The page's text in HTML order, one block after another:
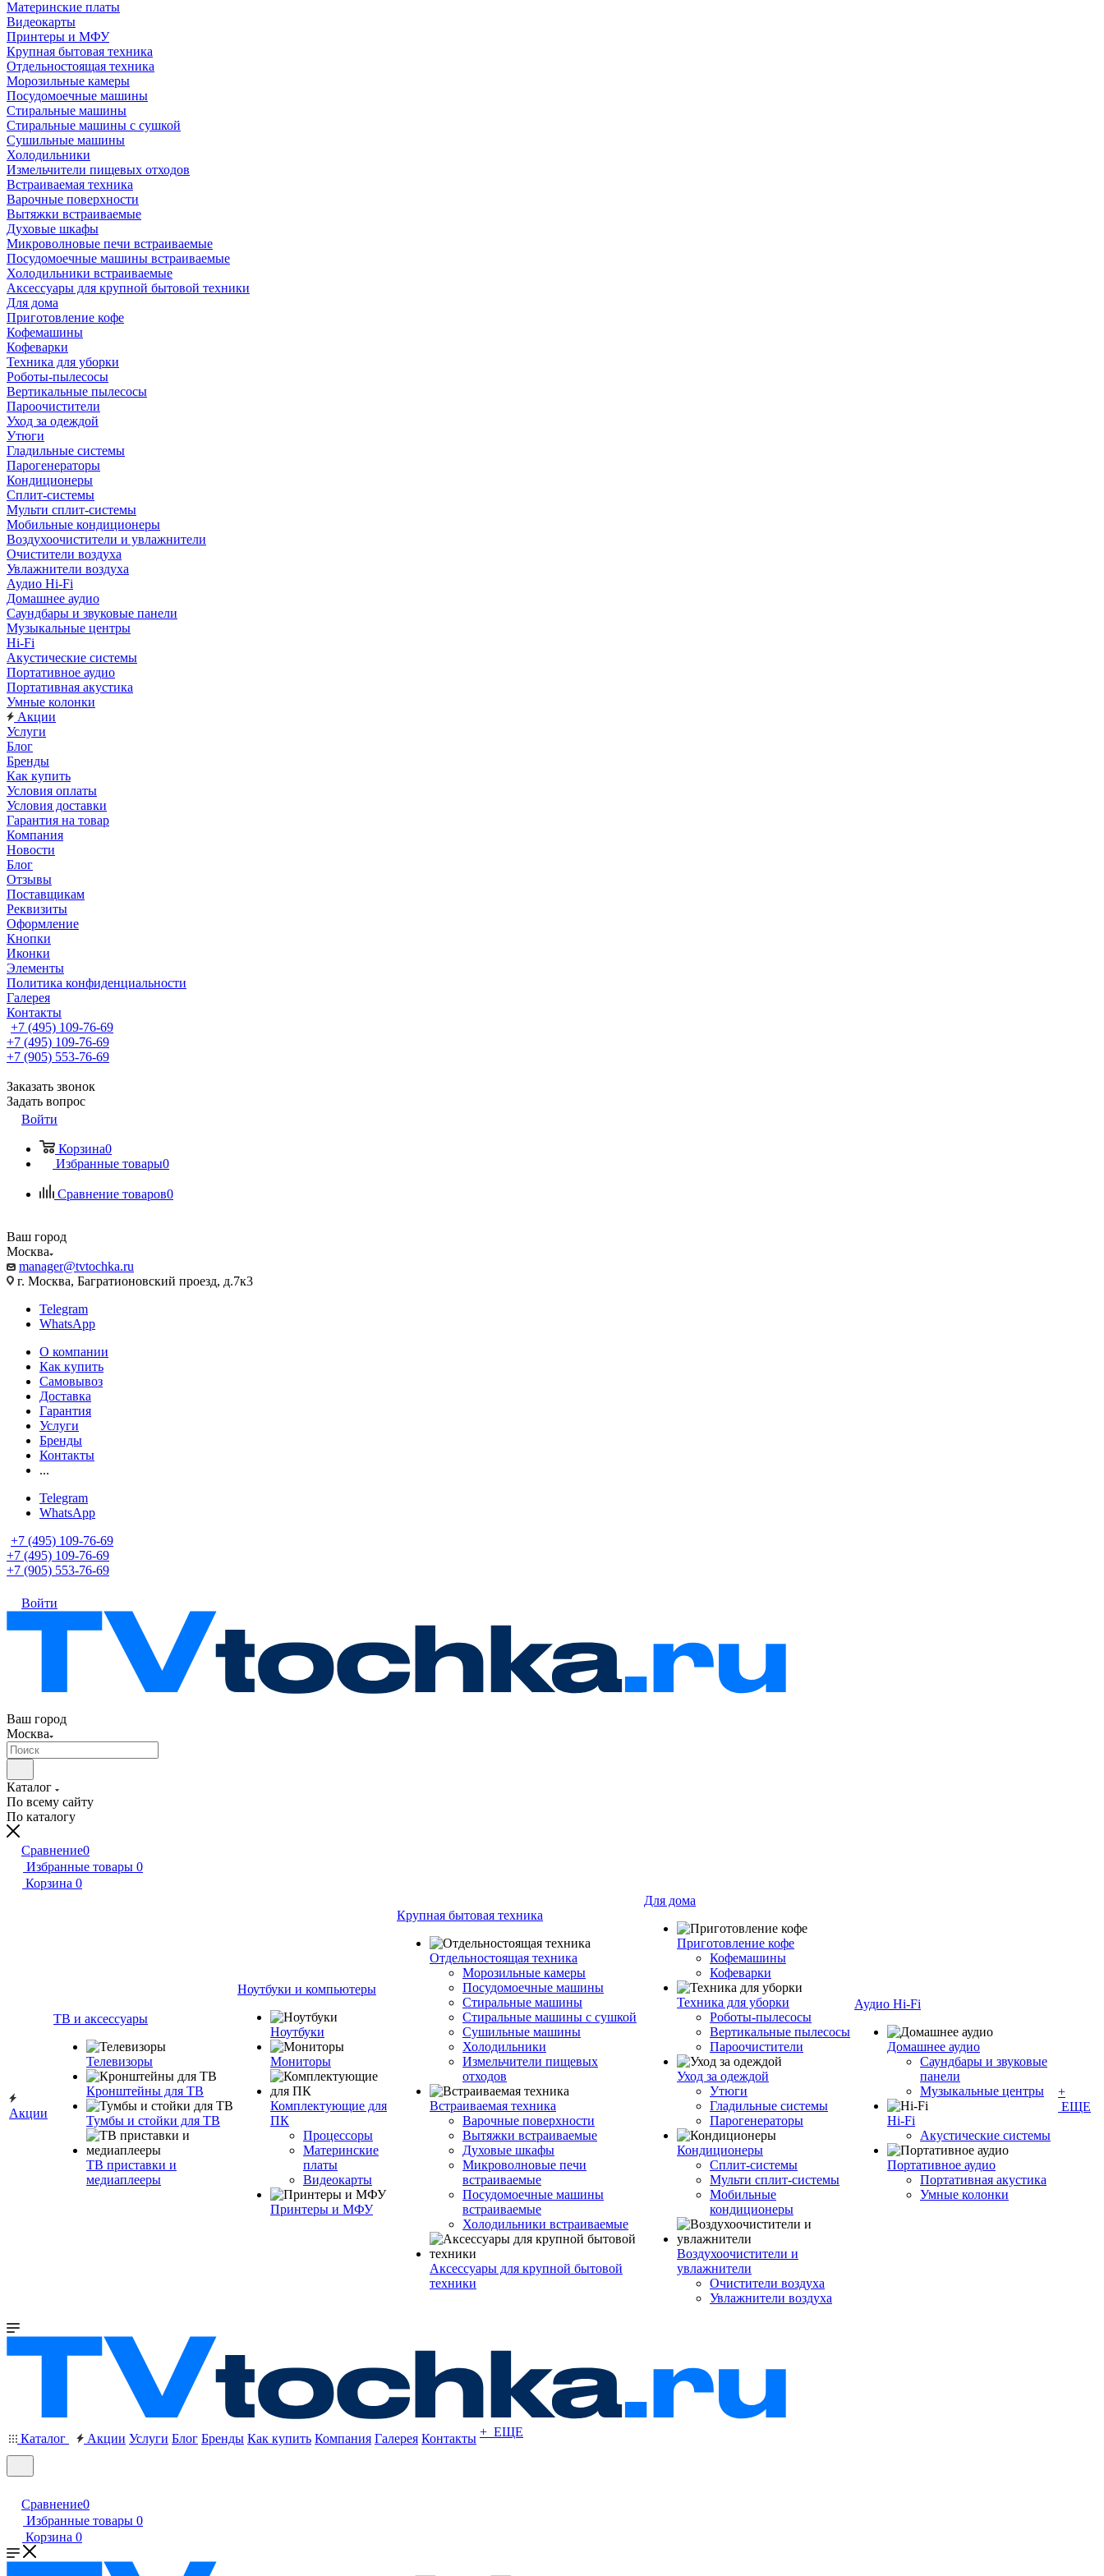
Материнские платы
Видеокарты
Принтеры и МФУ
Крупная бытовая техника
Отдельностоящая техника
Морозильные камеры
Посудомоечные машины
Стиральные машины
Стиральные машины с сушкой
Сушильные машины
Холодильники
Измельчители пищевых отходов
Встраиваемая техника
Варочные поверхности
Вытяжки встраиваемые
Духовые шкафы
Микроволновые печи встраиваемые
Посудомоечные машины встраиваемые
Холодильники встраиваемые
Аксессуары для крупной бытовой техники
Для дома
Приготовление кофе
Кофемашины
Кофеварки
Техника для уборки
Роботы-пылесосы
Вертикальные пылесосы
Пароочистители
Уход за одеждой
Утюги
Гладильные системы
Парогенераторы
Кондиционеры
Сплит-системы
Мульти сплит-системы
Мобильные кондиционеры
Воздухоочистители и увлажнители
Очистители воздуха
Увлажнители воздуха
Аудио Hi-Fi
Домашнее аудио
Саундбары и звуковые панели
Музыкальные центры
Hi-Fi
Акустические системы
Портативное аудио
Портативная акустика
Умные колонки
Акции
Услуги
Блог
Бренды
Как купить
Условия оплаты
Условия доставки
Гарантия на товар
Компания
Новости
Блог
Отзывы
Поставщикам
Реквизиты
Оформление
Кнопки
Иконки
Элементы
Политика конфиденциальности
Галерея
Контакты
+7 (495) 109-76-69
+7 (495) 109-76-69
+7 (905) 553-76-69
Заказать звонок
Задать вопрос
Войти
Корзина0
Избранные товары0
Сравнение товаров0
Ваш город
Москва
manager@tvtochka.ru
г. Москва, Багратионовский проезд, д.7к3
Telegram
WhatsApp
О компании
Как купить
Самовывоз
Доставка
Гарантия
Услуги
Бренды
Контакты
...
Telegram
WhatsApp
+7 (495) 109-76-69
+7 (495) 109-76-69
+7 (905) 553-76-69
Войти
Ваш город
Москва
Каталог
По всему сайту
По каталогу
Сравнение0
Избранные товары 0
Корзина 0
Акции
ТВ и аксессуары
Телевизоры
Кронштейны для ТВ
Тумбы и стойки для ТВ
ТВ приставки и
медиаплееры
Ноутбуки и компьютеры
Ноутбуки
Мониторы
Комплектующие для
ПК
Процессоры
Материнские
платы
Видеокарты
Принтеры и МФУ
Крупная бытовая техника
Отдельностоящая техника
Морозильные камеры
Посудомоечные машины
Стиральные машины
Стиральные машины с сушкой
Сушильные машины
Холодильники
Измельчители пищевых
отходов
Встраиваемая техника
Варочные поверхности
Вытяжки встраиваемые
Духовые шкафы
Микроволновые печи
встраиваемые
Посудомоечные машины
встраиваемые
Холодильники встраиваемые
Аксессуары для крупной бытовой
техники
Для дома
Приготовление кофе
Кофемашины
Кофеварки
Техника для уборки
Роботы-пылесосы
Вертикальные пылесосы
Пароочистители
Уход за одеждой
Утюги
Гладильные системы
Парогенераторы
Кондиционеры
Сплит-системы
Мульти сплит-системы
Мобильные
кондиционеры
Воздухоочистители и
увлажнители
Очистители воздуха
Увлажнители воздуха
Аудио Hi-Fi
Домашнее аудио
Саундбары и звуковые
панели
Музыкальные центры
Hi-Fi
Акустические системы
Портативное аудио
Портативная акустика
Умные колонки
+
ЕЩЕ
Каталог Акции Услуги Блог Бренды Как купить Компания Галерея Контакты + ЕЩЕ
Сравнение0
Избранные товары 0
Корзина 0